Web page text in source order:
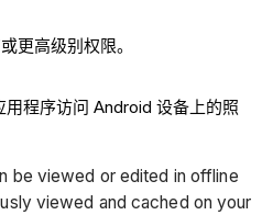
更高级别权限。
程序访问 Android 设备上的照
be viewed or edited in offline
viewed and cached on your